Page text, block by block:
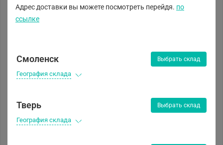
Адрес доставки вы можете посмотреть перейдя. по
ссылке
Смоленск Выбрать склад
География склада
Тверь Выбрать склад
География склада